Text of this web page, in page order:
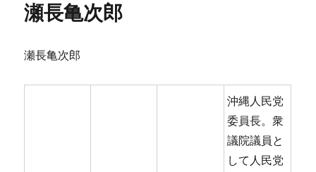
ー
瀬長亀次郎
瀬長亀次郎
沖縄人民党
委員長。衆
議院議員と
して人民党